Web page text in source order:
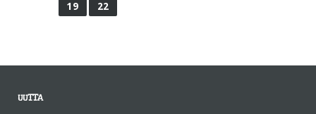
19
22
UUTTA